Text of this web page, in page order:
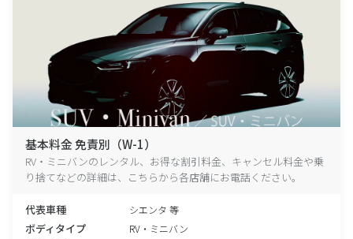
基本料金 免責別（W-1）
RV・ミニバンのレンタル、お得な割引料金、キャンセル料金や乗
り捨てなどの詳細は、こちらから各店舗にお電話ください。
代表車種 シエンタ 等
ボディタイプ RV・ミニバン